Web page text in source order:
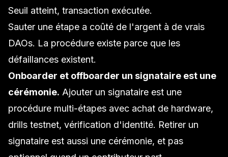
Seuil atteint, transaction exécutée.
Sauter une étape a coûté de l'argent à de vrais
DAOs. La procédure existe parce que les
défaillances existent.
Onboarder et offboarder un signataire est une
cérémonie. Ajouter un signataire est une
procédure multi-étapes avec achat de hardware,
drills testnet, vérification d'identité. Retirer un
signataire est aussi une cérémonie, et pas